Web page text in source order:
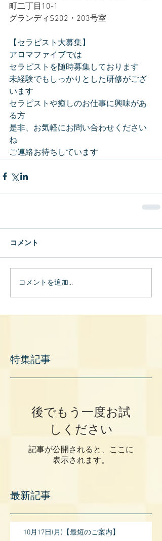
町二丁目10-1
グランディS202・203号室
【セラピスト大募集】
アロマファイブでは
セラピストを随時募集しております
未経験でもしっかりとした研修がござ
います
セラピストや癒しのお仕事に興味があ
る方
是非、お気軽にお問い合わせください
ね
ご連絡お待ちしています
コメント
コメントを追加…
特集記事
後でもう一度お試
しください
記事が公開されると、ここに
表示されます。
最新記事
10月17日(月)【最短のご案内】